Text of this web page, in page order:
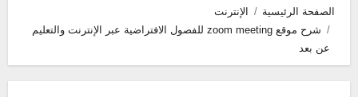
الصفحة الرئيسية
الإنترنت
شرح موقع zoom meeting للفصول الافتراضية عبر الإنترنت والتعليم
عن بعد